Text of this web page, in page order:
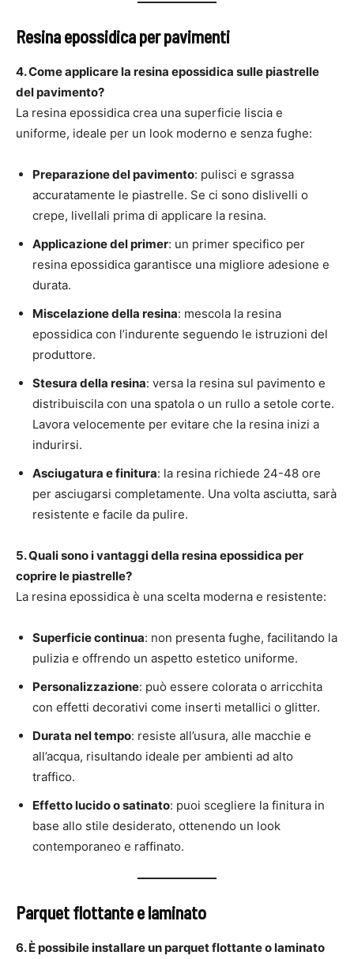
Resina epossidica per pavimenti
4. Come applicare la resina epossidica sulle piastrelle
del pavimento?
La resina epossidica crea una superficie liscia e
uniforme, ideale per un look moderno e senza fughe:
Preparazione del pavimento: pulisci e sgrassa
accuratamente le piastrelle. Se ci sono dislivelli o
crepe, livellali prima di applicare la resina.
Applicazione del primer: un primer specifico per
resina epossidica garantisce una migliore adesione e
durata.
Miscelazione della resina: mescola la resina
epossidica con l’indurente seguendo le istruzioni del
produttore.
Stesura della resina: versa la resina sul pavimento e
distribuiscila con una spatola o un rullo a setole corte.
Lavora velocemente per evitare che la resina inizi a
indurirsi.
Asciugatura e finitura: la resina richiede 24-48 ore
per asciugarsi completamente. Una volta asciutta, sarà
resistente e facile da pulire.
5. Quali sono i vantaggi della resina epossidica per
coprire le piastrelle?
La resina epossidica è una scelta moderna e resistente:
Superficie continua: non presenta fughe, facilitando la
pulizia e offrendo un aspetto estetico uniforme.
Personalizzazione: può essere colorata o arricchita
con effetti decorativi come inserti metallici o glitter.
Durata nel tempo: resiste all’usura, alle macchie e
all’acqua, risultando ideale per ambienti ad alto
traffico.
Effetto lucido o satinato: puoi scegliere la finitura in
base allo stile desiderato, ottenendo un look
contemporaneo e raffinato.
Parquet flottante e laminato
6. È possibile installare un parquet flottante o laminato